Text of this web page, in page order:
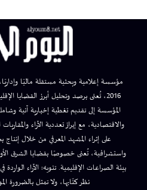
2016، تُعنى برصد وتحليل أبرز القضايا
المؤسسة إلى تقديم تغطية إخبارية آنية
والاقتصادية، مع إبراز تعددية الآراء
على إثراء المشهد المعرفي من خلال
واستشرافية، تُعنى خصوصًا بقضايا الشرق
بيئة الصراعات الإقليمية. تنويه: الآراء
نظر كتّابها، ولا تمثل بالضرورة